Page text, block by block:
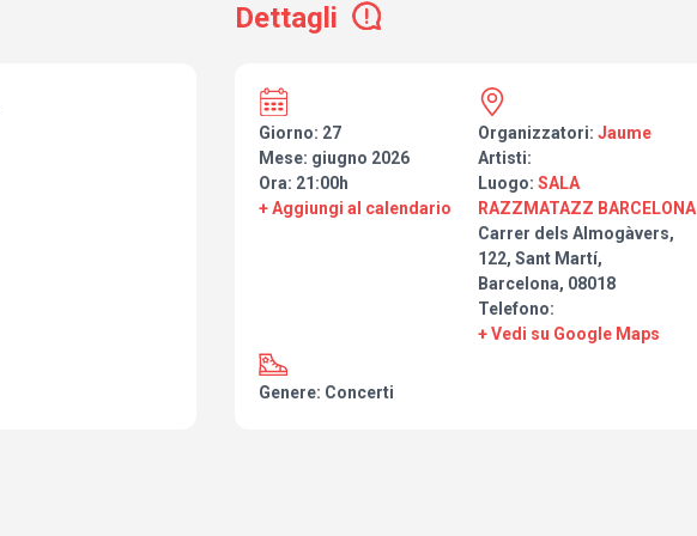
Dettagli
Giorno: 27
Mese: giugno 2026
Ora: 21:00h
+ Aggiungi al calendario
Organizzatori: Jaume
Artisti:
Luogo: SALA
RAZZMATAZZ BARCELONA
Carrer dels Almogàvers,
122, Sant Martí,
Barcelona, 08018
Telefono:
+ Vedi su Google Maps
Genere: Concerti